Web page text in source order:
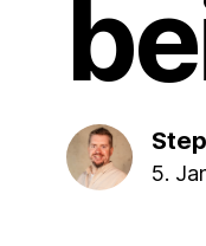
5.